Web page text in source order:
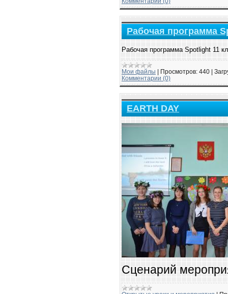
Рабочая программа
Рабочая программа Spotlight 11
Мои файлы | Просмотров: 440 |
Комментарии (0)
EARTH DAY
Сценарий